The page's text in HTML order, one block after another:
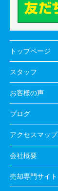
トップページ
スタッフ
お客様の声
ブログ
アクセスマップ
会社概要
売却専門サイト